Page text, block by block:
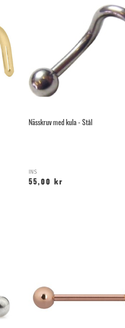
Nässkruv med kula - Stål
INS
55,00 kr